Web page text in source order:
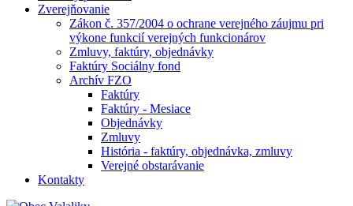
Zverejňovanie
Zákon č. 357/2004 o ochrane verejného záujmu pri
výkone funkcií verejných funkcionárov
Zmluvy, faktúry, objednávky
Faktúry Sociálny fond
Archív FZO
Faktúry
Faktúry - Mesiace
Objednávky
Zmluvy
História - faktúry, objednávka, zmluvy
Verejné obstarávanie
Kontakty